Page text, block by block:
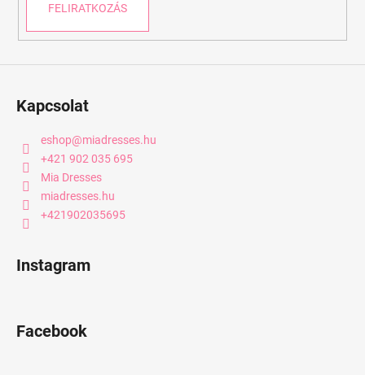
FELIRATKOZÁS
Kapcsolat
eshop@miadresses.hu
+421 902 035 695
Mia Dresses
miadresses.hu
+421902035695
Instagram
Facebook